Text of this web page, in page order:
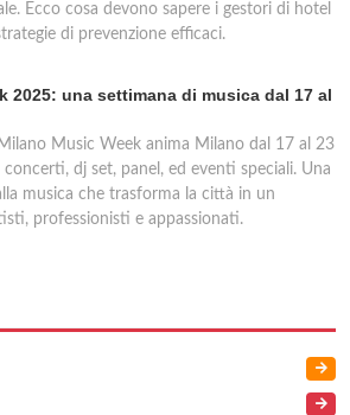
Ecco cosa devono sapere i gestori di hotel
di prevenzione efficaci.
2025: una settimana di musica dal 17 al
Music Week anima Milano dal 17 al 23
dj set, panel, ed eventi speciali. Una
musica che trasforma la città in un
professionisti e appassionati.